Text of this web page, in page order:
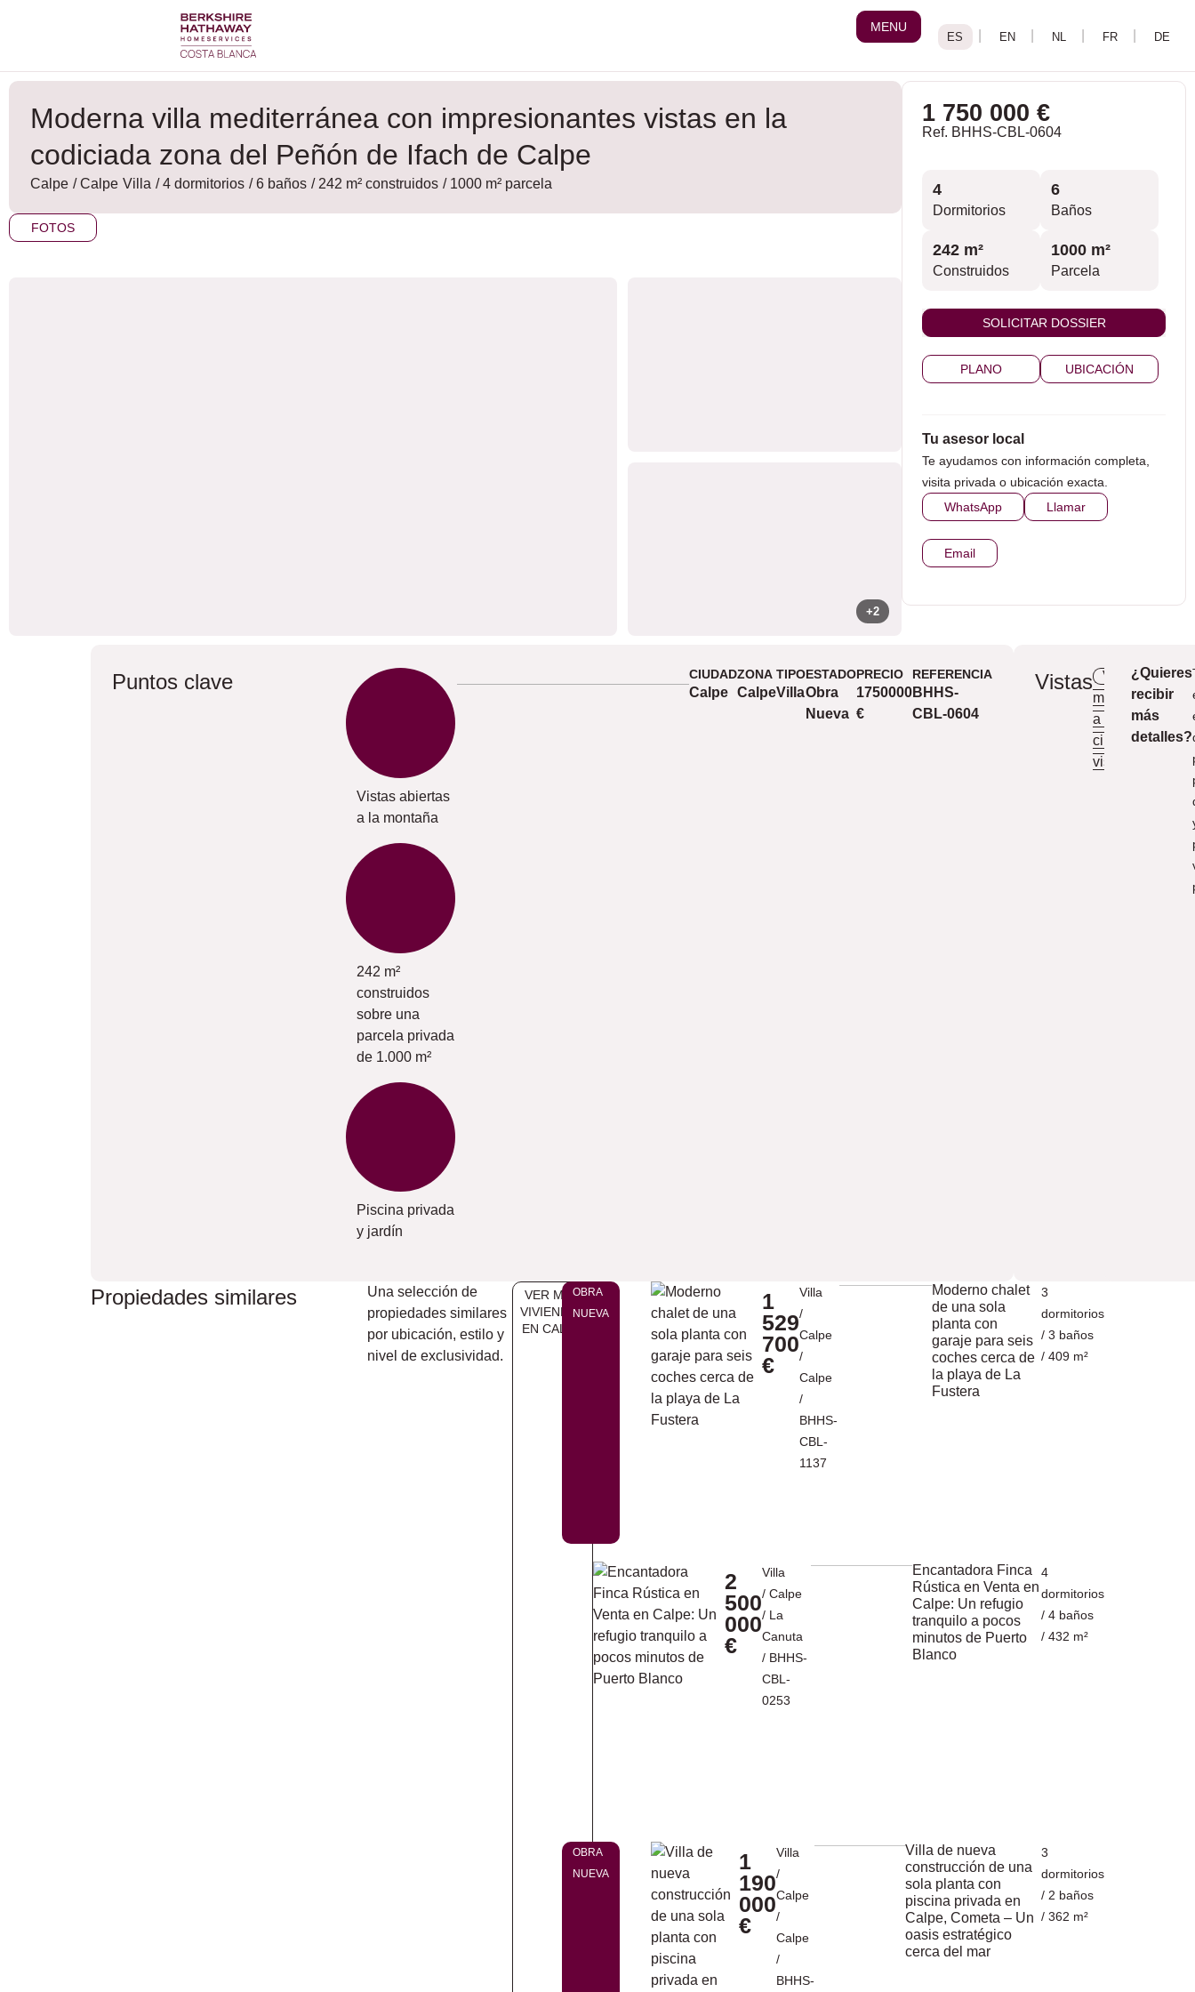
MENU
Moderna villa mediterránea con impresionantes vistas en la
codiciada zona del Peñón de Ifach de Calpe
Calpe / Calpe Villa / 4 dormitorios / 6 baños / 242 m² construidos / 1000 m² parcela
FOTOS
+2
1 750 000 €
Ref. BHHS-CBL-0604
4
Dormitorios
6
Baños
242 m²
Construidos
1000 m²
Parcela
SOLICITAR DOSSIER
PLANO UBICACIÓN
Tu asesor local
Te ayudamos con información completa,
visita privada o ubicación exacta.
WhatsApp
Llamar
Email
Puntos clave
Vistas abiertas
a la montaña
242 m²
construidos
sobre una
parcela privada
de 1.000 m²
Piscina privada
y jardín
CIUDAD
Calpe
ZONA
Calpe
TIPO
Villa
ESTADO
Obra
Nueva
PRECIO
1750000
€
REFERENCIA
BHHS-
CBL-0604
Vistas
Vista a la
montaña
a la
ciudad
vista
¿Quieres
recibir
más
detalles?
Propiedades similares
Una selección de
propiedades similares
por ubicación, estilo y
nivel de exclusividad.
VER MÁS
VIVIENDAS
EN ​CALPE
OBRA
NUEVA
1
529
700
€
Villa
/
Calpe
/
Calpe
/
BHHS-
CBL-
1137
Moderno chalet
de una sola
planta con
garaje para seis
coches cerca de
la playa de La
Fustera
3
dormitorios
/ 3 baños
/ 409 m²
2
500
000
€
Villa
/ Calpe
/ La
Canuta
/ BHHS-
CBL-
0253
Encantadora Finca
Rústica en Venta en
Calpe: Un refugio
tranquilo a pocos
minutos de Puerto
Blanco
4
dormitorios
/ 4 baños
/ 432 m²
OBRA
NUEVA
1
190
000
€
Villa
/
Calpe
/
Calpe
/
BHHS-
Villa de nueva
construcción de una
sola planta con
piscina privada en
Calpe, Cometa – Un
oasis estratégico
cerca del mar
3
dormitorios
/ 2 baños
/ 362 m²